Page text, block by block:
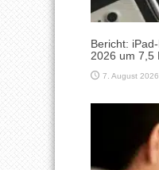
Bericht:
2026 um 7,5
7. August 2026